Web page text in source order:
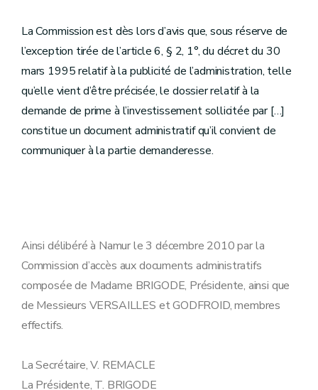
La Commission est dès lors d’avis que, sous réserve de
l’exception tirée de l’article 6, § 2, 1°, du décret du 30
mars 1995 relatif à la publicité de l’administration, telle
qu’elle vient d’être précisée, le dossier relatif à la
demande de prime à l’investissement sollicitée par […]
constitue un document administratif qu’il convient de
communiquer à la partie demanderesse.
Ainsi délibéré à Namur le 3 décembre 2010 par la
Commission d’accès aux documents administratifs
composée de Madame BRIGODE, Présidente, ainsi que
de Messieurs VERSAILLES et GODFROID, membres
effectifs.
La Secrétaire, V. REMACLE
La Présidente, T. BRIGODE